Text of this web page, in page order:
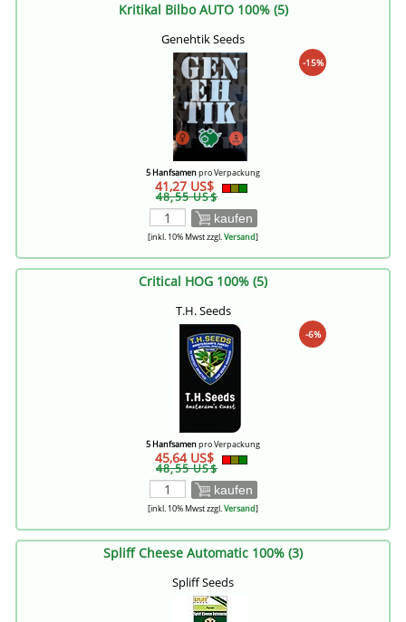
Kritikal Bilbo AUTO 100% (5)
Genehtik Seeds
-15%
5 Hanfsamenpro Verpackung
41,27 US$
48,55 US$
kaufen
[inkl. 10% Mwst zzgl.Versand]
Critical HOG 100% (5)
T.H. Seeds
-6%
5 Hanfsamenpro Verpackung
45,64 US$
48,55 US$
kaufen
[inkl. 10% Mwst zzgl.Versand]
Spliff Cheese Automatic 100% (3)
Spliff Seeds